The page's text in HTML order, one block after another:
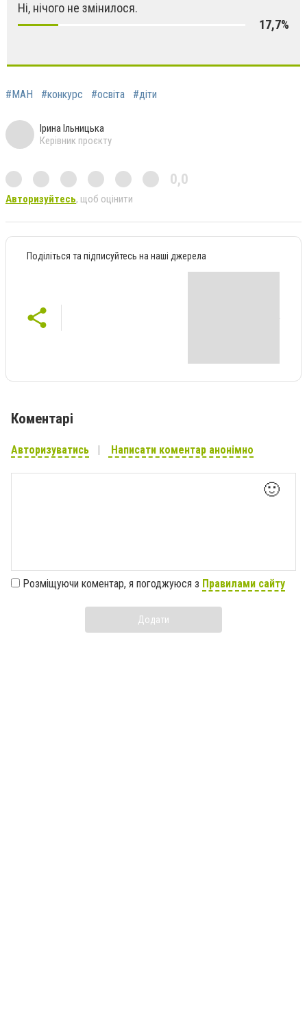
Ні, нічого не змінилося.
17,7%
#МАН #конкурс #освіта #діти
Ірина Ільницька
Керівник проєкту
0,0
Авторизуйтесь, щоб оцінити
Поділіться та підписуйтесь на наші джерела
Коментарі
Авторизуватись Написати коментар анонімно
🙂
Розміщуючи коментар, я погоджуюся з Правилами сайту
Додати